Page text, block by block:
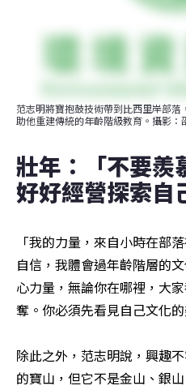
范志明將寶抱鼓技術帶到比西里岸部
助他重建傳統的年齡階級教育。攝影：
壯年：「不要羨
好好經營探索自
「我的力量，來自小時在部
自信，我體會過年齡階層的
心力量，無論你在哪裡，大
奪。你必須先看見自己文化的
除此之外，范志明說，興趣
的寶山，但它不是金山、銀